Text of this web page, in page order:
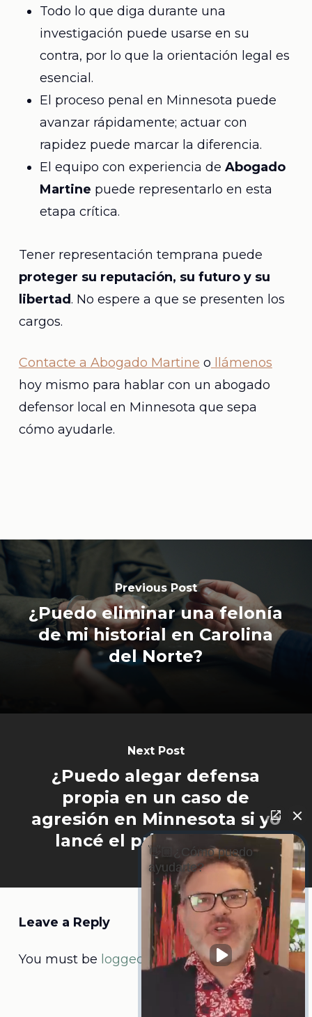
Todo lo que diga durante una
investigación puede usarse en su
contra, por lo que la orientación legal es
esencial.
El proceso penal en Minnesota puede
avanzar rápidamente; actuar con
rapidez puede marcar la diferencia.
El equipo con experiencia de Abogado
Martine puede representarlo en esta
etapa crítica.
Tener representación temprana puede
proteger su reputación, su futuro y su
libertad. No espere a que se presenten los
cargos.
Contacte a Abogado Martine o
llámenos
hoy mismo para hablar con un abogado
defensor local en Minnesota que sepa
cómo ayudarle.
Previous Post
¿Puedo eliminar una felonía
de mi historial en Carolina
del Norte?
Next Post
¿Puedo alegar defensa
propia en un caso de
agresión en Minnesota si yo
lancé el primer golpe?
Leave a Reply
You must be logged into post a comment.
👋🏼¿Cómo puedo
ayudarte?